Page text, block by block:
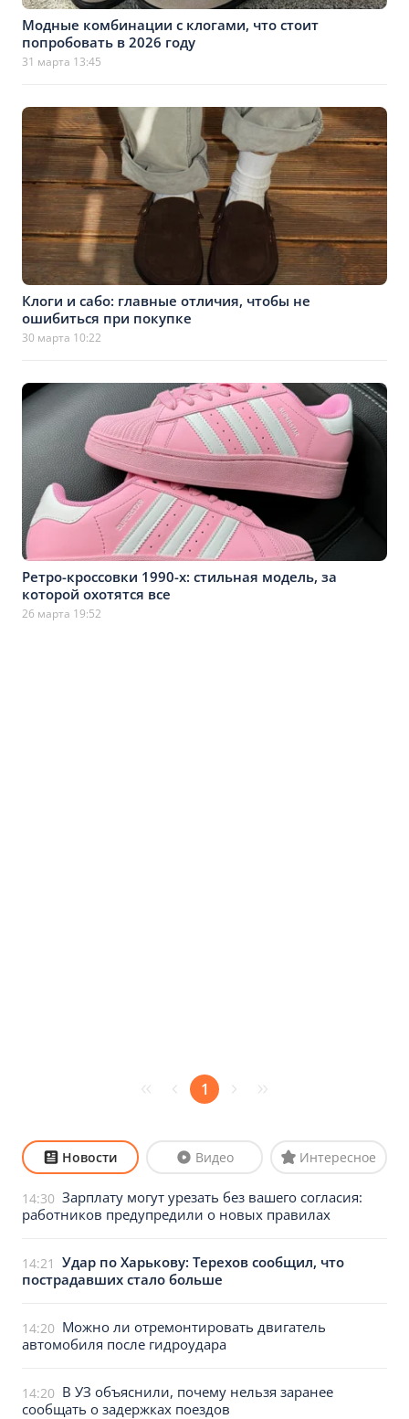
Модные комбинации с клогами, что стоит
попробовать в 2026 году
31 марта 13:45
Клоги и сабо: главные отличия, чтобы не
ошибиться при покупке
30 марта 10:22
Ретро-кроссовки 1990-х: стильная модель, за
которой охотятся все
26 марта 19:52
1
Новости Видео Интересное
14:30 Зарплату могут урезать без вашего согласия:
работников предупредили о новых правилах
14:21 Удар по Харькову: Терехов сообщил, что
пострадавших стало больше
14:20 Можно ли отремонтировать двигатель
автомобиля после гидроудара
14:20 В УЗ объяснили, почему нельзя заранее
сообщать о задержках поездов